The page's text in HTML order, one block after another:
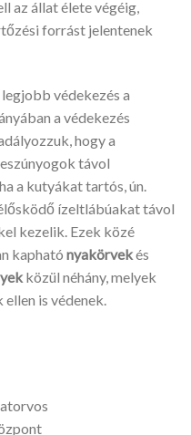
az állat élete végéig,
forrást jelentenek
védekezés a
a védekezés
hogy a
távol
a kutyákat tartós, ún.
ízeltlábúakat távol
kezelik. Ezek közé
kapható nyakörvekés
közül néhány, melyek
is védenek.